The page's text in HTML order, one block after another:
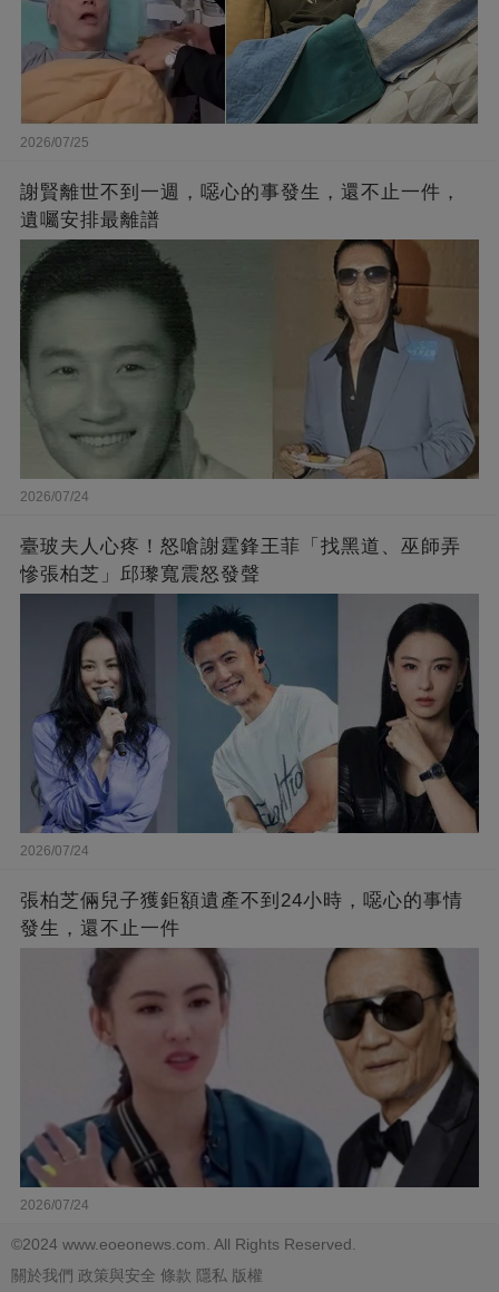
2026/07/25
謝賢離世不到一週，噁心的事發生，還不止一件，
遺囑安排最離譜
2026/07/24
臺玻夫人心疼！怒嗆謝霆鋒王菲「找黑道、巫師弄
慘張柏芝」邱瓈寬震怒發聲
2026/07/24
張柏芝倆兒子獲鉅額遺產不到24小時，噁心的事情
發生，還不止一件
2026/07/24
©2024 www.eoeonews.com. All Rights Reserved.
關於我們 政策與安全 條款 隱私 版權